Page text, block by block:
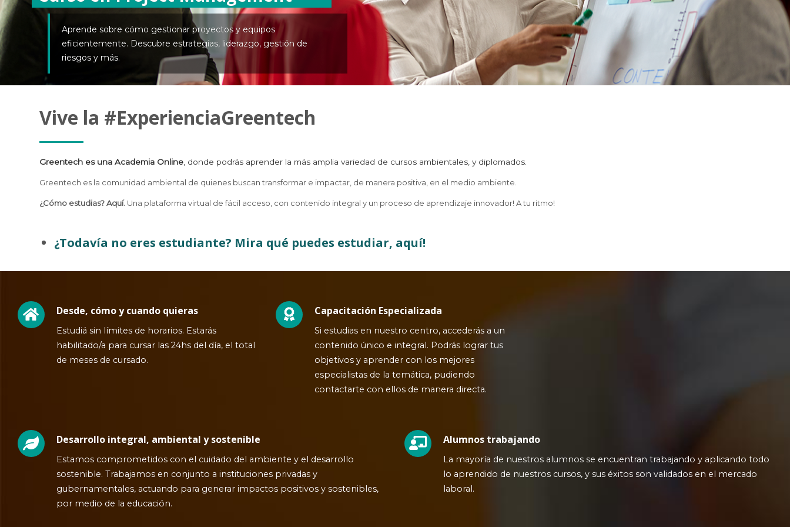
Aprende sobre cómo gestionar proyectos y equipos
eficientemente. Descubre estrategias, liderazgo, gestión de
riesgos y más.
Vive la #ExperienciaGreentech
Greentech es una Academia Online , donde podrás aprender la más amplia variedad de cursos ambientales, y diplomados.
Greentech es la comunidad ambiental de quienes buscan transformar e impactar, de manera positiva, en el medio ambiente.
¿Cómo estudias? Aquí. Una plataforma virtual de fácil acceso, con contenido integral y un proceso de aprendizaje innovador! A tu ritmo!
¿Todavía no eres estudiante? Mira qué puedes estudiar, aquí!
Desde, cómo y cuando quieras
Estudiá sin límites de horarios. Estarás
habilitado/a para cursar las 24hs del día, el total
de meses de cursado.
Capacitación Especializada
Si estudias en nuestro centro, accederás a un
contenido único e integral. Podrás lograr tus
objetivos y aprender con los mejores
especialistas de la temática, pudiendo
contactarte con ellos de manera directa.
Desarrollo integral, ambiental y sostenible
Estamos comprometidos con el cuidado del ambiente y el desarrollo
sostenible. Trabajamos en conjunto a instituciones privadas y
gubernamentales, actuando para generar impactos positivos y sostenibles,
por medio de la educación.
Alumnos trabajando
La mayoría de nuestros alumnos se encuentran trabajando y aplicando todo
lo aprendido de nuestros cursos, y sus éxitos son validados en el mercado
laboral.